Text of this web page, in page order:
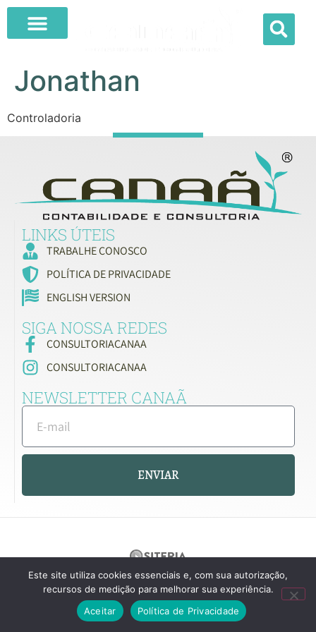
Jonathan
Controladoria
LINKS ÚTEIS
TRABALHE CONOSCO
POLÍTICA DE PRIVACIDADE
ENGLISH VERSION
SIGA NOSSA REDES
CONSULTORIACANAA
CONSULTORIACANAA
NEWSLETTER CANAÃ
ENVIAR
Este site utiliza cookies essenciais e, com sua autorização,
recursos de medição para melhorar sua experiência.
Aceitar
Política de Privacidade